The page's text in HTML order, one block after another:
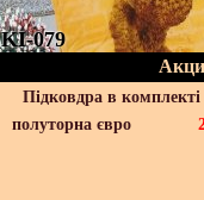
KI-079
Підковдра в
полуторна євро